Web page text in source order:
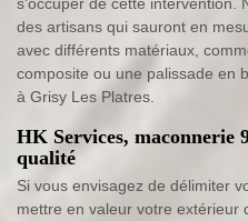
s’occuper de cette intervention.
des artisans qui sauront en
avec différents matériaux,
composite ou une palissade en
à Grisy Les Platres.
HK Services, maconnerie
qualité
Si vous envisagez de délimiter
mettre en valeur votre extérieur